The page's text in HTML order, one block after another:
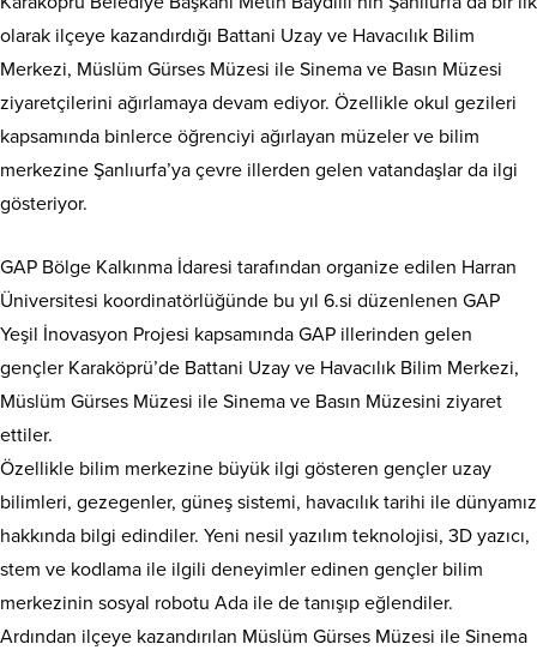
olarak ilçeye kazandırdığı Battani Uzay ve Havacılık Bilim
Merkezi, Müslüm Gürses Müzesi ile Sinema ve Basın Müzesi
ziyaretçilerini ağırlamaya devam ediyor. Özellikle okul gezileri
kapsamında binlerce öğrenciyi ağırlayan müzeler ve bilim
merkezine Şanlıurfa’ya çevre illerden gelen vatandaşlar da ilgi
gösteriyor.
GAP Bölge Kalkınma İdaresi tarafından organize edilen Harran
Üniversitesi koordinatörlüğünde bu yıl 6.si düzenlenen GAP
Yeşil İnovasyon Projesi kapsamında GAP illerinden gelen
gençler Karaköprü’de Battani Uzay ve Havacılık Bilim Merkezi,
Müslüm Gürses Müzesi ile Sinema ve Basın Müzesini ziyaret
ettiler.
Özellikle bilim merkezine büyük ilgi gösteren gençler uzay
bilimleri, gezegenler, güneş sistemi, havacılık tarihi ile dünyamız
hakkında bilgi edindiler. Yeni nesil yazılım teknolojisi, 3D yazıcı,
stem ve kodlama ile ilgili deneyimler edinen gençler bilim
merkezinin sosyal robotu Ada ile de tanışıp eğlendiler.
Ardından ilçeye kazandırılan Müslüm Gürses Müzesi ile Sinema